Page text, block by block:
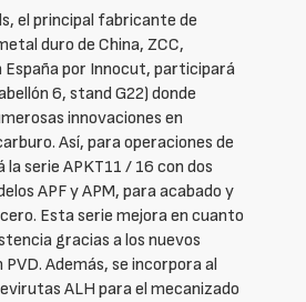
el principal fabricante de
duro de China, ZCC,
España por Innocut, participará
6, stand G22) donde
innovaciones en
Así, para operaciones de
serie APKT11 / 16 con dos
APF y APM, para acabado y
Esta serie mejora en cuanto
gracias a los nuevos
Además, se incorpora al
ALH para el mecanizado